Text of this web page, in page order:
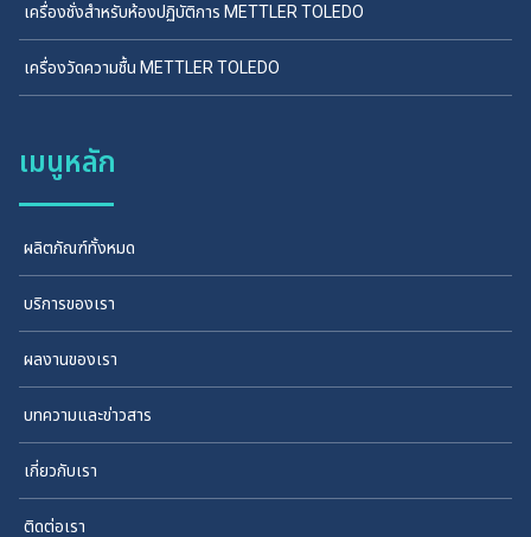
เครื่องชั่งสำหรับห้องปฏิบัติการ METTLER TOLEDO
เครื่องวัดความชื้น METTLER TOLEDO
เมนูหลัก
ผลิตภัณฑ์ทั้งหมด
บริการของเรา
ผลงานของเรา
บทความและข่าวสาร
เกี่ยวกับเรา
ติดต่อเรา